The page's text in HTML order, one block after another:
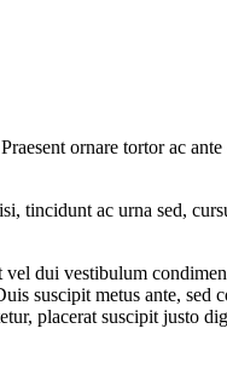
ornare tortor ac
tincidunt ac urna sed,
dui vestibulum
suscipit metus ante, sed
placerat suscipit justo